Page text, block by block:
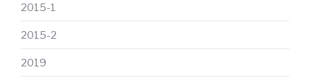
2015-1
2015-2
2019